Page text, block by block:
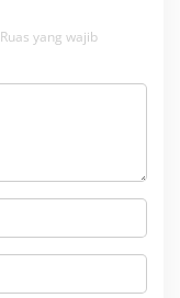
Ruas yang wajib